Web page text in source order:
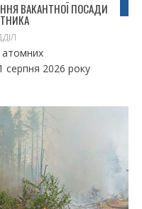
ВАКАНТНОЇ ПОСАДИ
серпня 2026 року